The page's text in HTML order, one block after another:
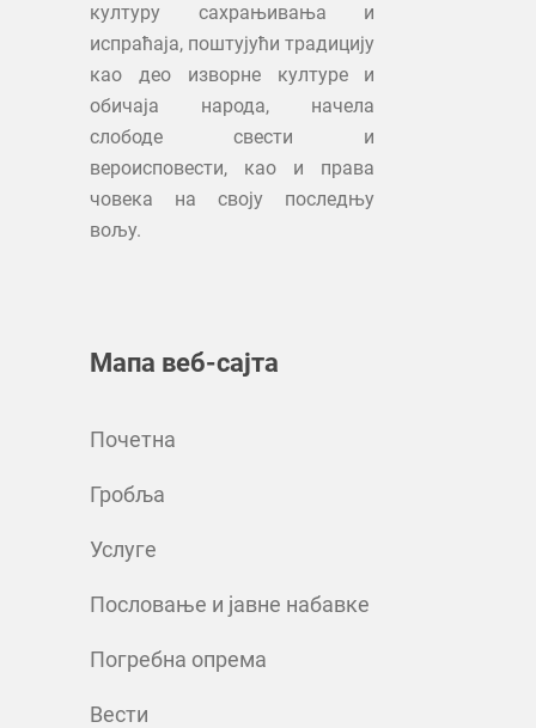
културу сахрањивања и
испраћаја, поштујући традицију
као део изворне културе и
обичаја народа, начела
слободе свести и
вероисповести, као и права
човека на своју последњу
вољу.
Мапа веб-сајта
Почетна
Гробља
Услуге
Пословање и јавне набавке
Погребна опрема
Вести